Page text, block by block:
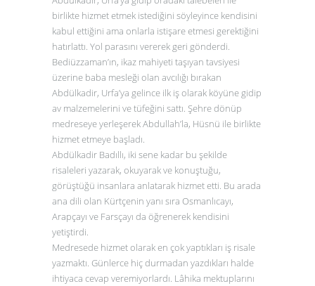
birlikte hizmet etmek istediğini söyleyince kendisini
kabul ettiğini ama onlarla istişare etmesi gerektiğini
hatırlattı. Yol parasını vererek geri gönderdi.
Bediüzzaman’ın, ikaz mahiyeti taşıyan tavsiyesi
üzerine baba mesleği olan avcılığı bırakan
Abdülkadir, Urfa’ya gelince ilk iş olarak köyüne gidip
av malzemelerini ve tüfeğini sattı. Şehre dönüp
medreseye yerleşerek Abdullah’la, Hüsnü ile birlikte
hizmet etmeye başladı.
Abdülkadir Badıllı, iki sene kadar bu şekilde
risaleleri yazarak, okuyarak ve konuştuğu,
görüştüğü insanlara anlatarak hizmet etti. Bu arada
ana dili olan Kürtçenin yanı sıra Osmanlıcayı,
Arapçayı ve Farsçayı da öğrenerek kendisini
yetiştirdi.
Medresede hizmet olarak en çok yaptıkları iş risale
yazmaktı. Günlerce hiç durmadan yazdıkları halde
ihtiyaca cevap veremiyorlardı. Lâhika mektuplarını